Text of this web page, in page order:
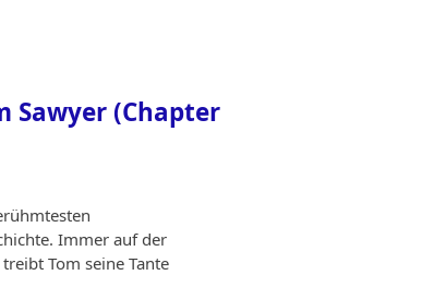
Sawyer (Chapter
Immer auf der
Tom seine Tante